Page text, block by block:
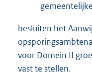
besluiten het
voor Domein II
vast te stellen.